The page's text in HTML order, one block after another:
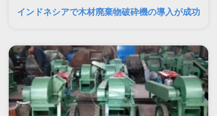
インドネシアで木材廃棄物破砕機の導入が成功